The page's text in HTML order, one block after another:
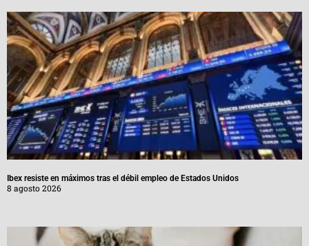
Ibex resiste en máximos tras el débil empleo de Estados Unidos
8 agosto 2026